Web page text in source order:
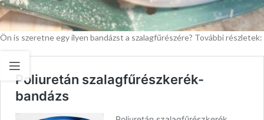
Ön is szeretne egy ilyen bandázst a szalagfűrészére? További részletek: